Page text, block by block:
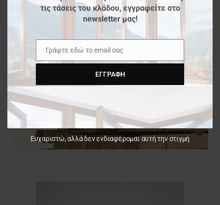
τις τάσεις του κλάδου, εγγραφείτε στο
newsletter μας!
Email
Γράψτε εδώ το email σας
ΕΓΓΡΑΦΉ
Ευχαριστώ, αλλά δεν ενδιαφέρομαι αυτή την στιγμή